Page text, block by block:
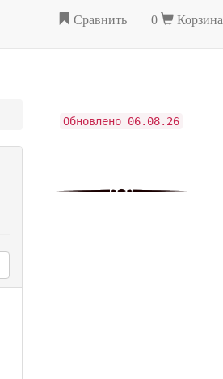
Сравнить 0 Корзина
Обновлено 06.08.26